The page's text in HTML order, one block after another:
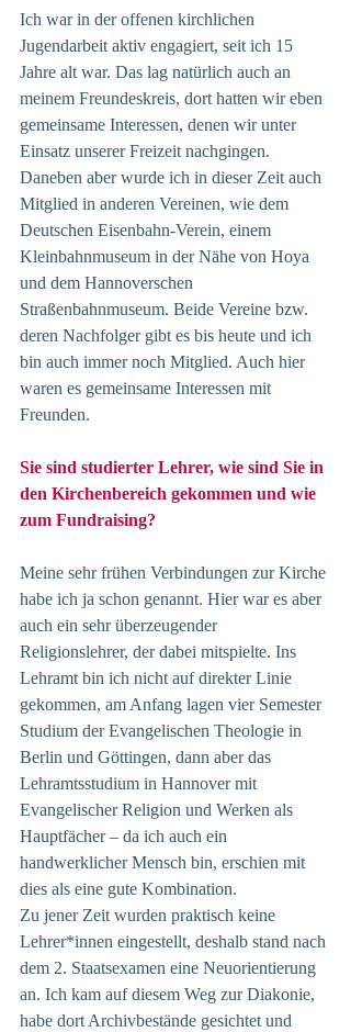
Ich war in der offenen kirchlichen
Jugendarbeit aktiv engagiert, seit ich 15
Jahre alt war. Das lag natürlich auch an
meinem Freundeskreis, dort hatten wir eben
gemeinsame Interessen, denen wir unter
Einsatz unserer Freizeit nachgingen.
Daneben aber wurde ich in dieser Zeit auch
Mitglied in anderen Vereinen, wie dem
Deutschen Eisenbahn-Verein, einem
Kleinbahnmuseum in der Nähe von Hoya
und dem Hannoverschen
Straßenbahnmuseum. Beide Vereine bzw.
deren Nachfolger gibt es bis heute und ich
bin auch immer noch Mitglied. Auch hier
waren es gemeinsame Interessen mit
Freunden.
Sie sind studierter Lehrer, wie sind Sie in
den Kirchenbereich gekommen und wie
zum Fundraising?
Meine sehr frühen Verbindungen zur Kirche
habe ich ja schon genannt. Hier war es aber
auch ein sehr überzeugender
Religionslehrer, der dabei mitspielte. Ins
Lehramt bin ich nicht auf direkter Linie
gekommen, am Anfang lagen vier Semester
Studium der Evangelischen Theologie in
Berlin und Göttingen, dann aber das
Lehramtsstudium in Hannover mit
Evangelischer Religion und Werken als
Hauptfächer – da ich auch ein
handwerklicher Mensch bin, erschien mit
dies als eine gute Kombination.
Zu jener Zeit wurden praktisch keine
Lehrer*innen eingestellt, deshalb stand nach
dem 2. Staatsexamen eine Neuorientierung
an. Ich kam auf diesem Weg zur Diakonie,
habe dort Archivbestände gesichtet und